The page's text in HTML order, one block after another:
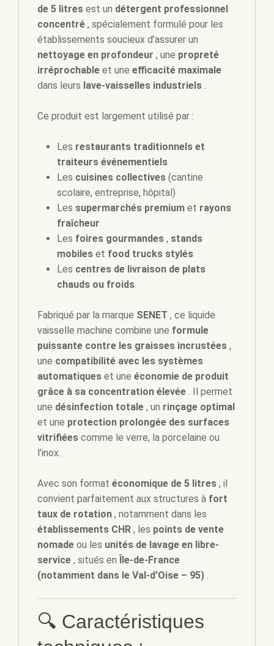
de 5 litres est un détergent professionnel
concentré , spécialement formulé pour les
établissements soucieux d’assurer un
nettoyage en profondeur , une propreté
irréprochable et une efficacité maximale
dans leurs lave-vaisselles industriels .
Ce produit est largement utilisé par :
Les restaurants traditionnels et
traiteurs événementiels
Les cuisines collectives (cantine
scolaire, entreprise, hôpital)
Les supermarchés premium et rayons
fraîcheur
Les foires gourmandes , stands
mobiles et food trucks stylés
Les centres de livraison de plats
chauds ou froids
Fabriqué par la marque SENET , ce liquide
vaisselle machine combine une formule
puissante contre les graisses incrustées ,
une compatibilité avec les systèmes
automatiques et une économie de produit
grâce à sa concentration élevée . Il permet
une désinfection totale , un rinçage optimal
et une protection prolongée des surfaces
vitrifiées comme le verre, la porcelaine ou
l’inox.
Avec son format économique de 5 litres , il
convient parfaitement aux structures à fort
taux de rotation , notamment dans les
établissements CHR , les points de vente
nomade ou les unités de lavage en libre-
service , situés en Île-de-France
(notamment dans le Val-d’Oise – 95) .
🔍 Caractéristiques